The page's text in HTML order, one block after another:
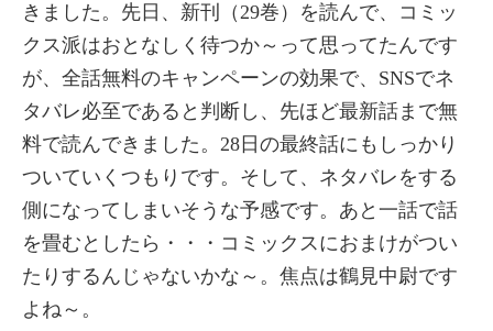
きました。先日、新刊（29巻）を読んで、コミッ
クス派はおとなしく待つか～って思ってたんです
が、全話無料のキャンペーンの効果で、SNSでネ
タバレ必至であると判断し、先ほど最新話まで無
料で読んできました。28日の最終話にもしっかり
ついていくつもりです。そして、ネタバレをする
側になってしまいそうな予感です。あと一話で話
を畳むとしたら・・・コミックスにおまけがつい
たりするんじゃないかな～。焦点は鶴見中尉です
よね～。